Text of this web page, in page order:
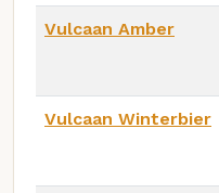
Vulcaan Amber
Vulcaan Winterbier